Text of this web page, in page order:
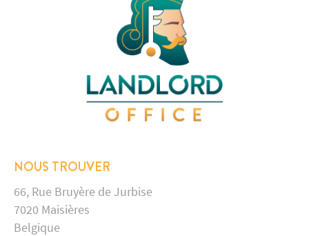
NOUS TROUVER
66, Rue Bruyère de Jurbise
7020 Maisières
Belgique